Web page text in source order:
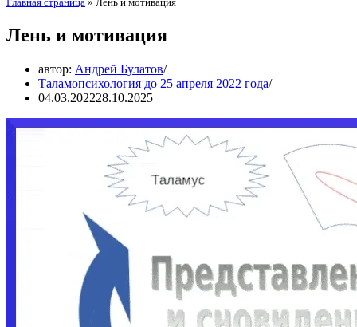
Лень и мотивация
автор: Андрей Булатов
Таламопсихология до 25 апреля 2022 года
04.03.202228.10.2025